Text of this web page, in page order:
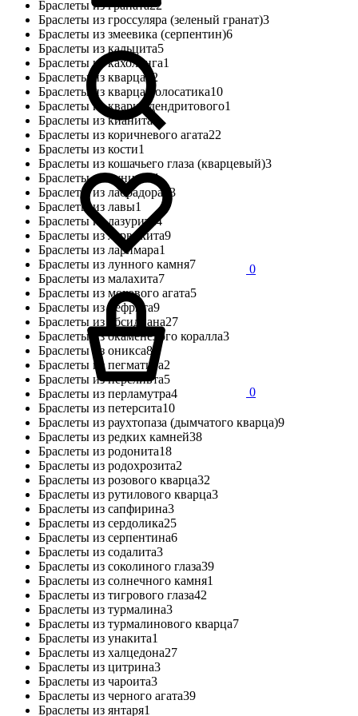
0
0
Браслеты из граната22
Браслеты из гроссуляра (зеленый гранат)3
Браслеты из змеевика (серпентин)6
Браслеты из кальцита5
Браслеты из кахолонга1
Браслеты из кварца12
Браслеты из кварца волосатика10
Браслеты из кварца дендритового1
Браслеты из кианита 1
Браслеты из коричневого агата22
Браслеты из кости1
Браслеты из кошачьего глаза (кварцевый)3
Браслеты из кунцита1
Браслеты из лабрадора
13
Браслеты из лавы1
Браслеты из лазурита 4
Браслеты из ларвикита9
Браслеты из ларимара1
Браслеты из лунного камня7
Браслеты из малахита7
Браслеты из мохового агата5
Браслеты из нефрита9
Браслеты из обсидиана27
Браслеты из окаменелого коралла3
Браслеты из оникса8
Браслеты из пегматита2
Браслеты из переливта5
Браслеты из перламутра4
Браслеты из петерсита10
Браслеты из раухтопаза (дымчатого кварца)9
Браслеты из редких камней38
Браслеты из родонита18
Браслеты из родохрозита2
Браслеты из розового кварца32
Браслеты из рутилового кварца3
Браслеты из сапфирина3
Браслеты из сердолика25
Браслеты из серпентина6
Браслеты из содалита3
Браслеты из соколиного глаза39
Браслеты из солнечного камня1
Браслеты из тигрового глаза42
Браслеты из турмалина3
Браслеты из турмалинового кварца7
Браслеты из унакита1
Браслеты из халцедона27
Браслеты из цитрина3
Браслеты из чароита3
Браслеты из черного агата39
Браслеты из янтаря1